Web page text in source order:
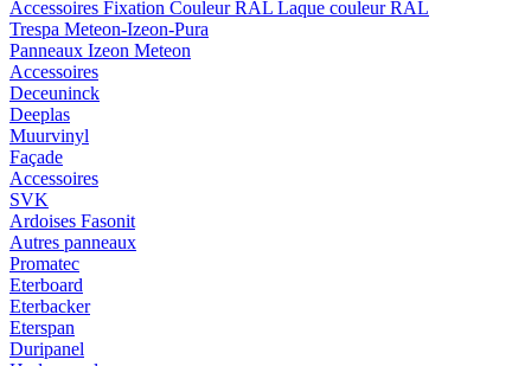
Accessoires Fixation Couleur RAL Laque couleur RAL
Trespa Meteon-Izeon-Pura
Panneaux Izeon Meteon
Accessoires
Deceuninck
Deeplas
Muurvinyl
Façade
Accessoires
SVK
Ardoises Fasonit
Autres panneaux
Promatec
Eterboard
Eterbacker
Eterspan
Duripanel